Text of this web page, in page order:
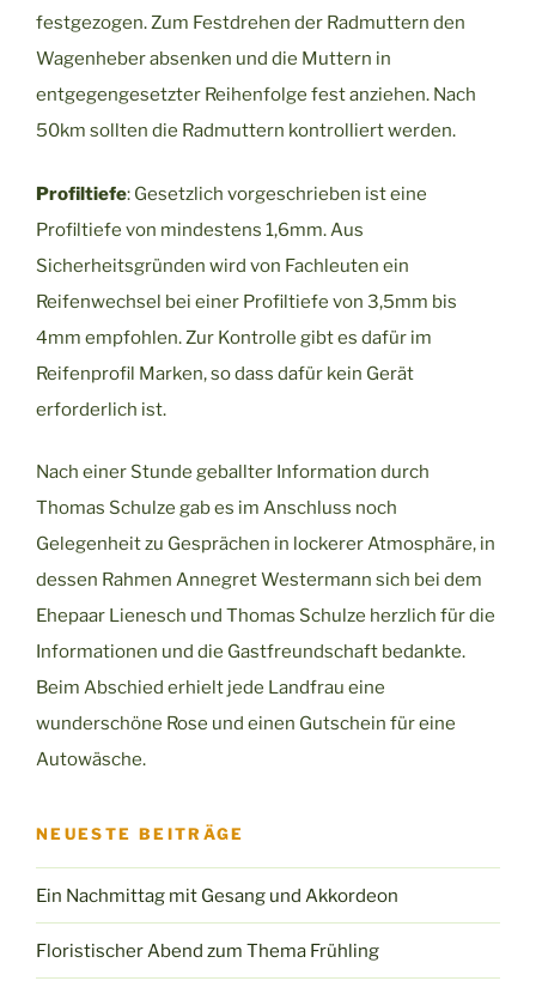
festgezogen. Zum Festdrehen der Radmuttern den
Wagenheber absenken und die Muttern in
entgegengesetzter Reihenfolge fest anziehen. Nach
50km sollten die Radmuttern kontrolliert werden.
Profiltiefe: Gesetzlich vorgeschrieben ist eine
Profiltiefe von mindestens 1,6mm. Aus
Sicherheitsgründen wird von Fachleuten ein
Reifenwechsel bei einer Profiltiefe von 3,5mm bis
4mm empfohlen. Zur Kontrolle gibt es dafür im
Reifenprofil Marken, so dass dafür kein Gerät
erforderlich ist.
Nach einer Stunde geballter Information durch
Thomas Schulze gab es im Anschluss noch
Gelegenheit zu Gesprächen in lockerer Atmosphäre, in
dessen Rahmen Annegret Westermann sich bei dem
Ehepaar Lienesch und Thomas Schulze herzlich für die
Informationen und die Gastfreundschaft bedankte.
Beim Abschied erhielt jede Landfrau eine
wunderschöne Rose und einen Gutschein für eine
Autowäsche.
NEUESTE BEITRÄGE
Ein Nachmittag mit Gesang und Akkordeon
Floristischer Abend zum Thema Frühling